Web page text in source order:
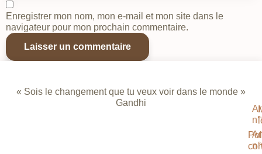
Enregistrer mon nom, mon e-mail et mon site dans le
navigateur pour mon prochain commentaire.
« Sois le changement que tu veux voir dans le monde »
Gandhi